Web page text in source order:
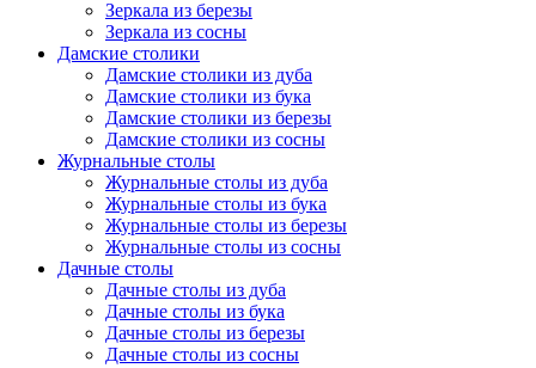
Зеркала из березы
Зеркала из сосны
Дамские столики
Дамские столики из дуба
Дамские столики из бука
Дамские столики из березы
Дамские столики из сосны
Журнальные столы
Журнальные столы из дуба
Журнальные столы из бука
Журнальные столы из березы
Журнальные столы из сосны
Дачные столы
Дачные столы из дуба
Дачные столы из бука
Дачные столы из березы
Дачные столы из сосны